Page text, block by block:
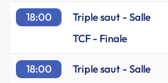
18:00 Triple saut - Salle
TCF - Finale
18:00 Triple saut - Salle